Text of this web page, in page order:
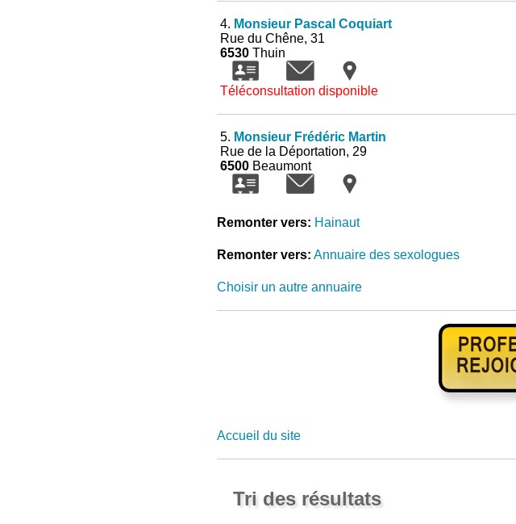
4. Monsieur Pascal Coquiart
Rue du Chêne, 31
6530Thuin
Téléconsultation disponible
5. Monsieur Frédéric Martin
Rue de la Déportation, 29
6500Beaumont
Remonter vers: Hainaut
Remonter vers: Annuaire des sexologues
Choisir un autre annuaire
Accueil du site
Tri des résultats